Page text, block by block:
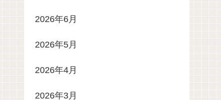
2026年6月
2026年5月
2026年4月
2026年3月